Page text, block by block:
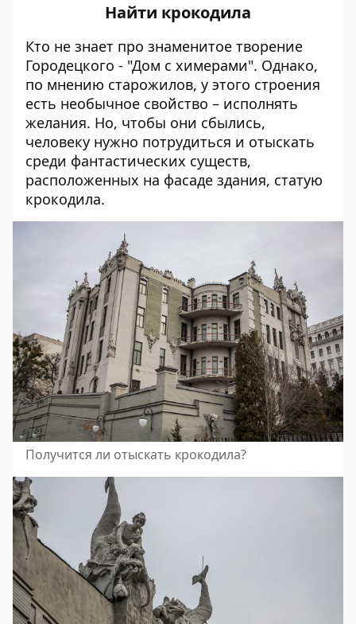
Найти крокодила
Кто не знает про знаменитое творение
Городецкого - "Дом с химерами". Однако,
по мнению старожилов, у этого строения
есть необычное свойство – исполнять
желания. Но, чтобы они сбылись,
человеку нужно потрудиться и отыскать
среди фантастических существ,
расположенных на фасаде здания, статую
крокодила.
Получится ли отыскать крокодила?